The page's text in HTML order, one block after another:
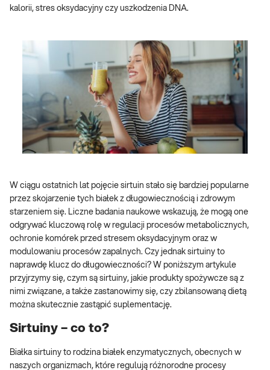
kalorii, stres oksydacyjny czy uszkodzenia DNA.
W ciągu ostatnich lat pojęcie sirtuin stało się bardziej popularne
przez skojarzenie tych białek z długowiecznością i zdrowym
starzeniem się. Liczne badania naukowe wskazują, że mogą one
odgrywać kluczową rolę w regulacji procesów metabolicznych,
ochronie komórek przed stresem oksydacyjnym oraz w
modulowaniu procesów zapalnych. Czy jednak sirtuiny to
naprawdę klucz do długowieczności? W poniższym artykule
przyjrzymy się, czym są sirtuiny, jakie produkty spożywcze są z
nimi związane, a także zastanowimy się, czy zbilansowaną dietą
można skutecznie zastąpić suplementację.
Sirtuiny – co to?
Białka sirtuiny to rodzina białek enzymatycznych, obecnych w
naszych organizmach, które regulują różnorodne procesy